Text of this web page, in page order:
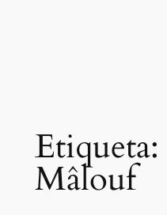
Etiqueta:
Mâlouf